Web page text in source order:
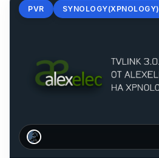
PVR SYNOLOGY(XPNOLOGY)